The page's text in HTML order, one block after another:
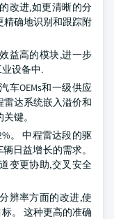
改进,如更清晰的分
精确地识别和跟踪附
益高的模块,进一步
设备中.
车OEMs和一级供应
达系统嵌入溢价和
键。
。 中程雷达段的驱
日益增长的需求。
变更协助,交叉安全
辨率方面的改进,使
。 这种更高的准确